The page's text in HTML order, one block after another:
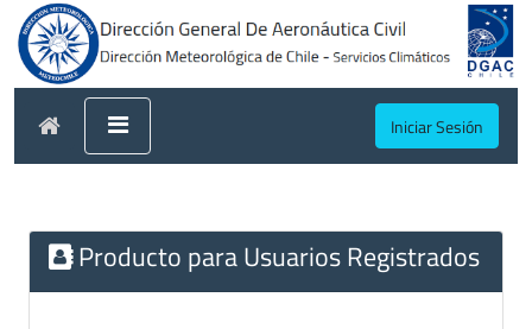
Iniciar Sesión
Producto para Usuarios Registrados